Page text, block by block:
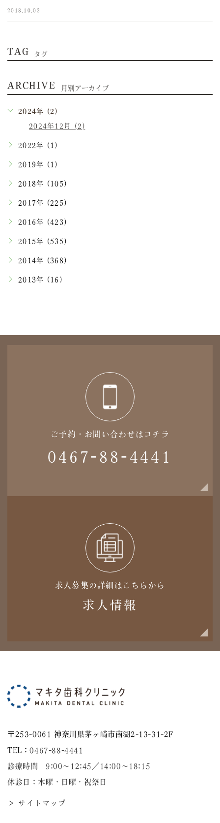
2018.10.03
TAG タグ
ARCHIVE 月別アーカイブ
2024年 (2)
2024年12月 (2)
2022年 (1)
2019年 (1)
2018年 (105)
2017年 (225)
2016年 (423)
2015年 (535)
2014年 (368)
2013年 (16)
ご予約・お問い合わせはコチラ
0467-88-4441
求人募集の詳細はこちらから
求人情報
〒253-0061 神奈川県茅ヶ崎市南湖2-13-31-2F
TEL：0467-88-4441
診療時間 9:00～12:45／14:00〜18:15
休診日：木曜・日曜・祝祭日
＞ サイトマップ